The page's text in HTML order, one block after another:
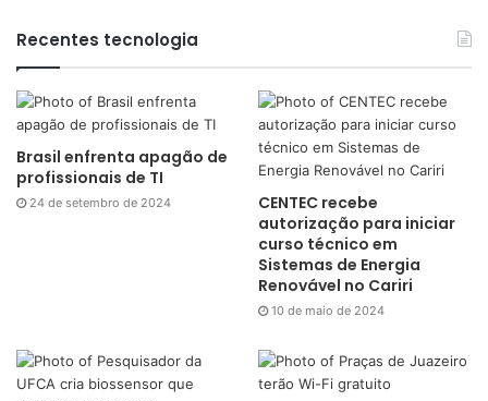
Recentes tecnologia
Brasil enfrenta apagão de
profissionais de TI
24 de setembro de 2024
CENTEC recebe
autorização para iniciar
curso técnico em
Sistemas de Energia
Renovável no Cariri
10 de maio de 2024